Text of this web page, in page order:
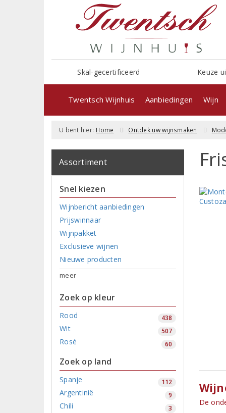
Skal-gecertificeerd Keuze
Twentsch Wijnhuis Aanbiedingen Wijn
U bent hier: Home Ontdek uw wijnsmaken
Assortiment
Snel kiezen
Wijnbericht aanbiedingen
Prijswinnaar
Wijnpakket
Exclusieve wijnen
Nieuwe producten
meer
Zoek op kleur
Rood 438
Wit 507
Rosé 60
Zoek op land
Spanje 112
Argentinië 9
Chili 3
De